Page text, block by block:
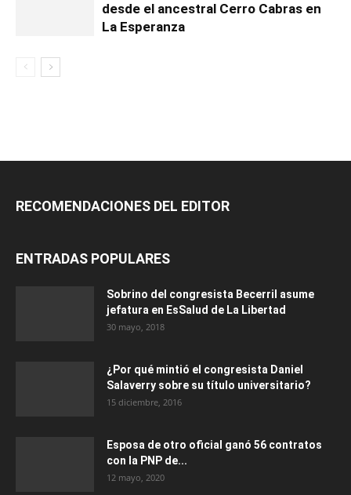
desde el ancestral Cerro Cabras en
La Esperanza
RECOMENDACIONES DEL EDITOR
ENTRADAS POPULARES
Sobrino del congresista Becerril asume
jefatura en EsSalud de La Libertad
30 mayo, 2018
¿Por qué mintió el congresista Daniel
Salaverry sobre su título universitario?
15 diciembre, 2016
Esposa de otro oficial ganó 56 contratos
con la PNP de...
12 mayo, 2020